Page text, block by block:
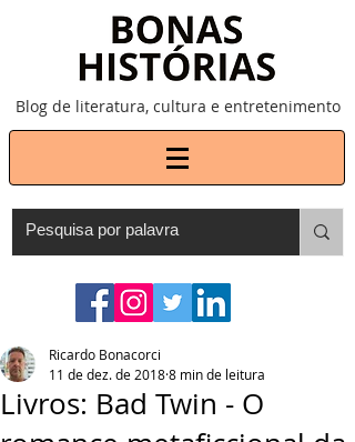
Blog de literatura, cultura e entretenimento
Livros: Bad Twin - O
Ricardo Bonacorci
11 de dez. de 20188 min de leitura